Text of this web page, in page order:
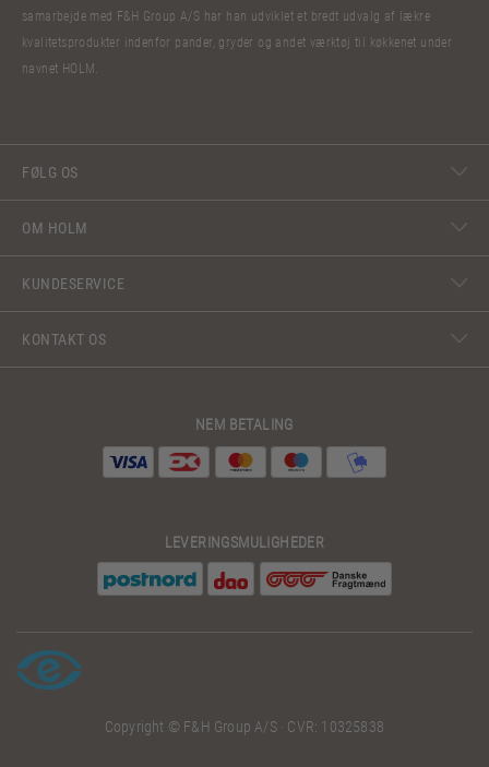
samarbejde med F&H Group A/S har han udviklet et bredt udvalg af lækre
kvalitetsprodukter indenfor pander, gryder og andet værktøj til køkkenet under
navnet HOLM.
FØLG OS
OM HOLM
KUNDESERVICE
KONTAKT OS
NEM BETALING
LEVERINGSMULIGHEDER
Copyright © F&H Group A/S · CVR: 10325838